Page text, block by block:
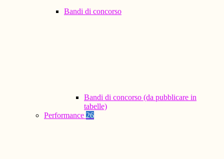
Bandi di concorso
Bandi di concorso (da pubblicare in
tabelle)
Performance 26